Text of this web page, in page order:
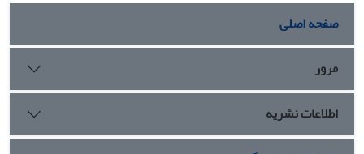
صفحه اصلی
مرور
اطلاعات نشریه